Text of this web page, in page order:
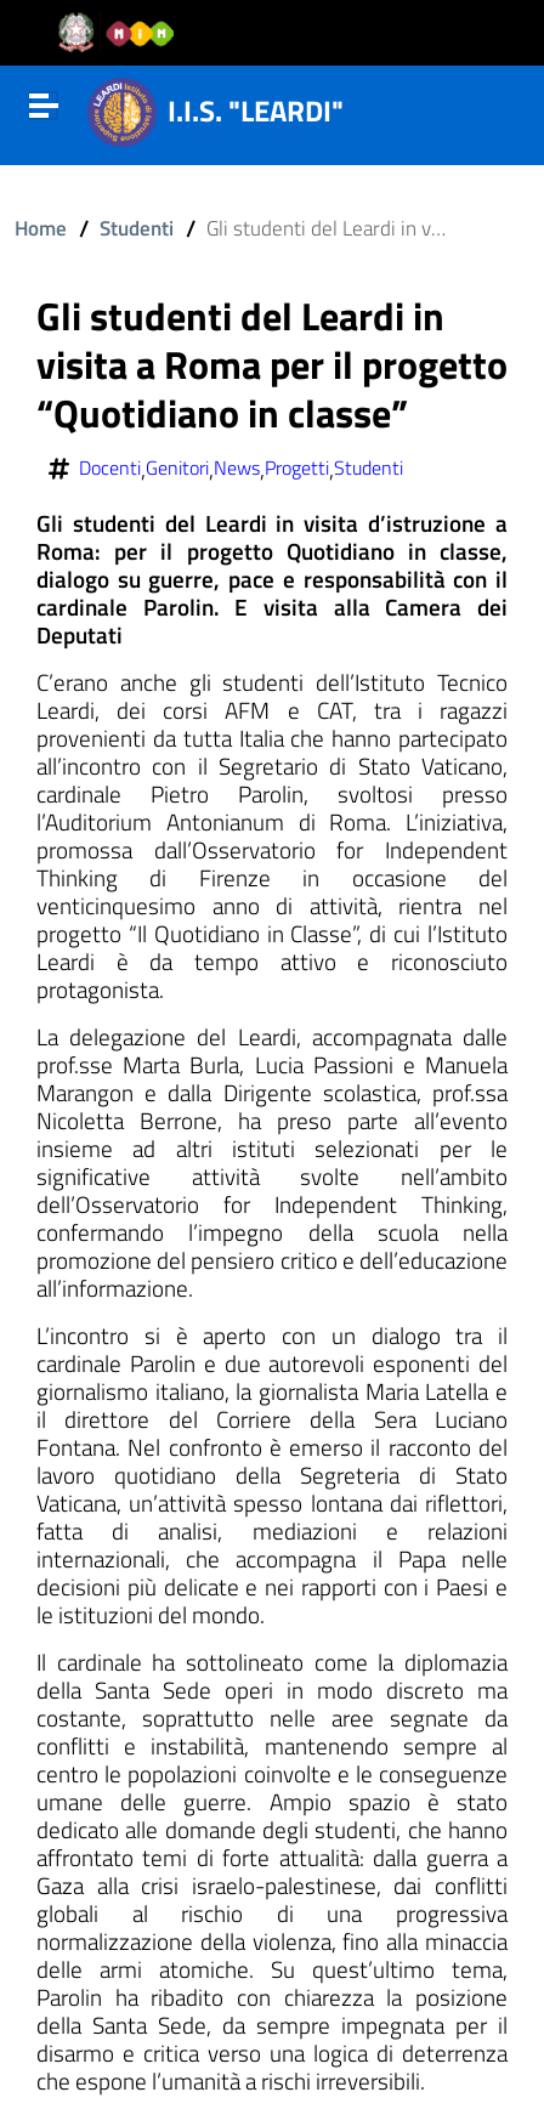
Vai al contenuto
Vail al menu di navigazione
Vai al footer
Attiva disattiva la navigazione
del sito
I.I.S. "LEARDI"
Home / Studenti / Gli studenti del Leardi in visita a Roma per il progetto “Quotidiano in classe”
Gli studenti del Leardi in
visita a Roma per il progetto
“Quotidiano in classe”
Docenti,Genitori,News,Progetti,Studenti
Gli studenti del Leardi in visita d’istruzione a
Roma: per il progetto Quotidiano in classe,
dialogo su guerre, pace e responsabilità con il
cardinale Parolin. E visita alla Camera dei
Deputati
C’erano anche gli studenti dell’Istituto Tecnico
Leardi, dei corsi AFM e CAT, tra i ragazzi
provenienti da tutta Italia che hanno partecipato
all’incontro con il Segretario di Stato Vaticano,
cardinale Pietro Parolin, svoltosi presso
l’Auditorium Antonianum di Roma. L’iniziativa,
promossa dall’Osservatorio for Independent
Thinking di Firenze in occasione del
venticinquesimo anno di attività, rientra nel
progetto “Il Quotidiano in Classe”, di cui l’Istituto
Leardi è da tempo attivo e riconosciuto
protagonista.
La delegazione del Leardi, accompagnata dalle
prof.sse Marta Burla, Lucia Passioni e Manuela
Marangon e dalla Dirigente scolastica, prof.ssa
Nicoletta Berrone, ha preso parte all’evento
insieme ad altri istituti selezionati per le
significative attività svolte nell’ambito
dell’Osservatorio for Independent Thinking,
confermando l’impegno della scuola nella
promozione del pensiero critico e dell’educazione
all’informazione.
L’incontro si è aperto con un dialogo tra il
cardinale Parolin e due autorevoli esponenti del
giornalismo italiano, la giornalista Maria Latella e
il direttore del Corriere della Sera Luciano
Fontana. Nel confronto è emerso il racconto del
lavoro quotidiano della Segreteria di Stato
Vaticana, un’attività spesso lontana dai riflettori,
fatta di analisi, mediazioni e relazioni
internazionali, che accompagna il Papa nelle
decisioni più delicate e nei rapporti con i Paesi e
le istituzioni del mondo.
Il cardinale ha sottolineato come la diplomazia
della Santa Sede operi in modo discreto ma
costante, soprattutto nelle aree segnate da
conflitti e instabilità, mantenendo sempre al
centro le popolazioni coinvolte e le conseguenze
umane delle guerre. Ampio spazio è stato
dedicato alle domande degli studenti, che hanno
affrontato temi di forte attualità: dalla guerra a
Gaza alla crisi israelo-palestinese, dai conflitti
globali al rischio di una progressiva
normalizzazione della violenza, fino alla minaccia
delle armi atomiche. Su quest’ultimo tema,
Parolin ha ribadito con chiarezza la posizione
della Santa Sede, da sempre impegnata per il
disarmo e critica verso una logica di deterrenza
che espone l’umanità a rischi irreversibili.